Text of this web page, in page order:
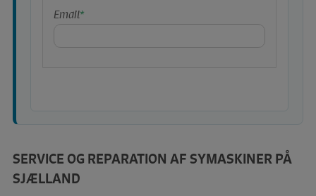
Email*
SERVICE OG REPARATION AF SYMASKINER PÅ
SJÆLLAND